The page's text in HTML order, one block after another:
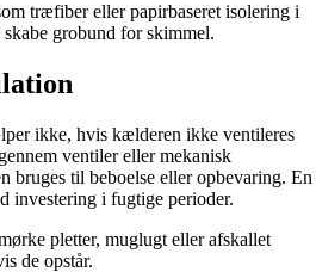
træfiber eller papirbaseret isolering i
grobund for skimmel.
ikke, hvis kælderen ikke ventileres
ventiler eller mekanisk
til beboelse eller opbevaring. En
investering i fugtige perioder.
pletter, muglugt eller afskallet
de opstår.